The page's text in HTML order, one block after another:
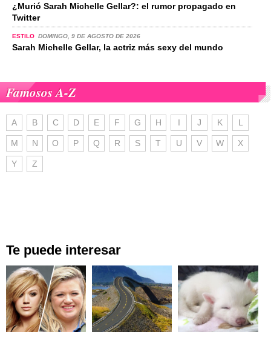
¿Murió Sarah Michelle Gellar?: el rumor propagado en
Twitter
ESTILO DOMINGO, 9 DE AGOSTO DE 2026
Sarah Michelle Gellar, la actriz más sexy del mundo
Famosos A-Z
A B C D E F G H I J K L
M N O P Q R S T U V W X
Y Z
Te puede interesar